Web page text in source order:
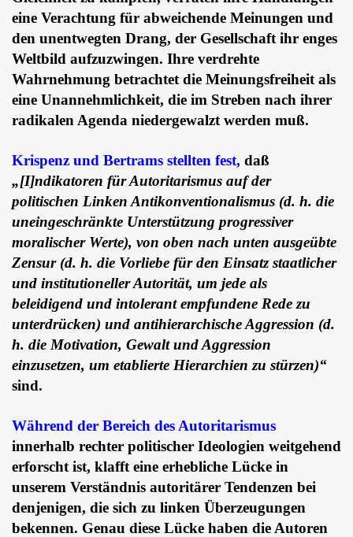
eine Verachtung für abweichende Meinungen und
den unentwegten Drang, der Gesellschaft ihr enges
Weltbild aufzuzwingen. Ihre verdrehte
Wahrnehmung betrachtet die Meinungsfreiheit als
eine Unannehmlichkeit, die im Streben nach ihrer
radikalen Agenda niedergewalzt werden muß.
Krispenz und Bertrams stellten fest, daß
„[I]ndikatoren für Autoritarismus auf der
politischen Linken Antikonventionalismus (d. h. die
uneingeschränkte Unterstützung progressiver
moralischer Werte), von oben nach unten ausgeübte
Zensur (d. h. die Vorliebe für den Einsatz staatlicher
und institutioneller Autorität, um jede als
beleidigend und intolerant empfundene Rede zu
unterdrücken) und antihierarchische Aggression (d.
h. die Motivation, Gewalt und Aggression
einzusetzen, um etablierte Hierarchien zu stürzen)“
sind.
Während der Bereich des Autoritarismus
innerhalb rechter politischer Ideologien weitgehend
erforscht ist, klafft eine erhebliche Lücke in
unserem Verständnis autoritärer Tendenzen bei
denjenigen, die sich zu linken Überzeugungen
bekennen. Genau diese Lücke haben die Autoren